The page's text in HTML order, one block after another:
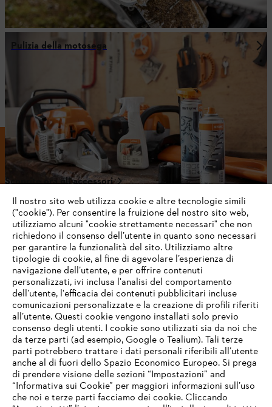
Pulizia della motosega
Tutto il necessario per la cura
dell'attrezzo da taglio
ACCESSORI PER MOTOSEGHE
Scoprite ora gli accessori
IHR BROWSER WIRD NICHT
Il nostro sito web utilizza cookie e altre tecnologie simili
("cookie"). Per consentire la fruizione del nostro sito web,
utilizziamo alcuni "cookie strettamente necessari" che non
richiedono il consenso dell’utente in quanto sono necessari
per garantire la funzionalità del sito. Utilizziamo altre
tipologie di cookie, al fine di agevolare l’esperienza di
navigazione dell’utente, e per offrire contenuti
personalizzati, ivi inclusa l'analisi del comportamento
dell’utente, l'efficacia dei contenuti pubblicitari incluse
comunicazioni personalizzate e la creazione di profili riferiti
all’utente. Questi cookie vengono installati solo previo
consenso degli utenti. I cookie sono utilizzati sia da noi che
da terze parti (ad esempio, Google o Tealium). Tali terze
parti potrebbero trattare i dati personali riferibili all’utente
anche al di fuori dello Spazio Economico Europeo. Si prega
di prendere visione delle sezioni “Impostazioni” and
“Informativa sui Cookie” per maggiori informazioni sull’uso
che noi e terze parti facciamo dei cookie. Cliccando